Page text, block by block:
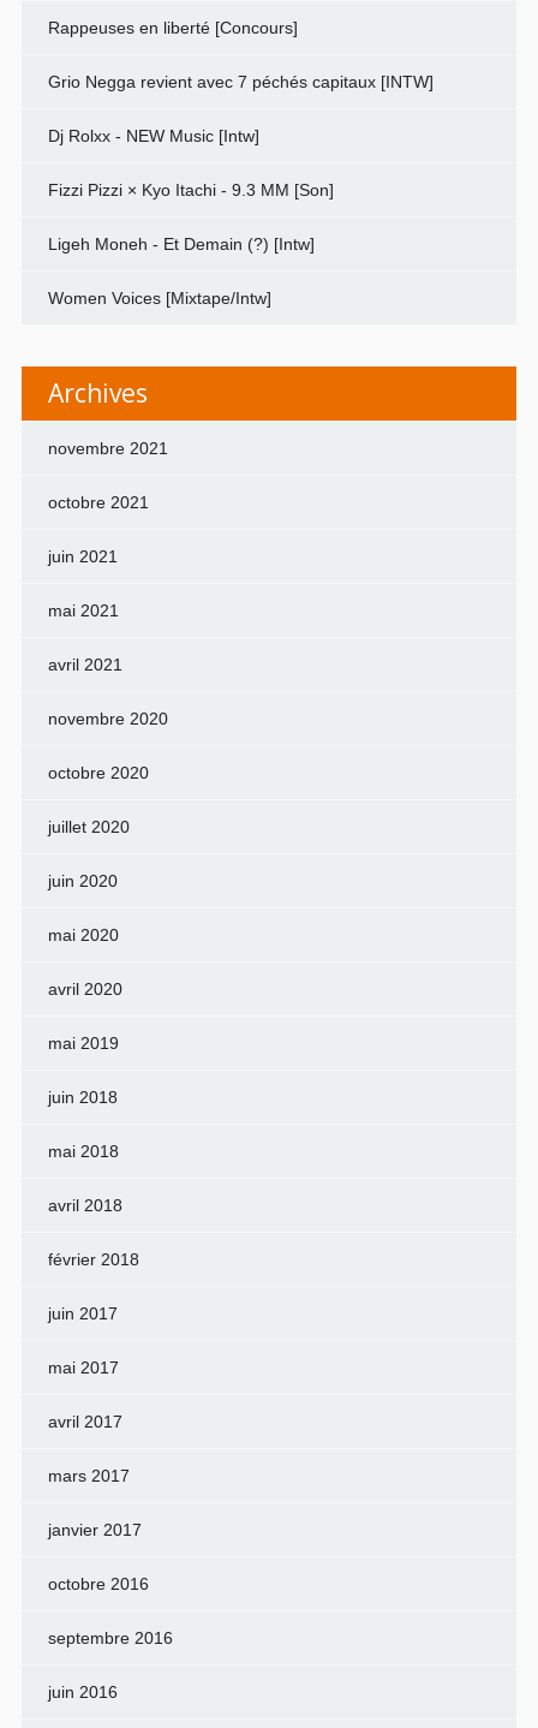
Rappeuses en liberté [Concours]
Grio Negga revient avec 7 péchés capitaux [INTW]
Dj Rolxx - NEW Music [Intw]
Fizzi Pizzi × Kyo Itachi - 9.3 MM [Son]
Ligeh Moneh - Et Demain (?) [Intw]
Women Voices [Mixtape/Intw]
Archives
novembre 2021
octobre 2021
juin 2021
mai 2021
avril 2021
novembre 2020
octobre 2020
juillet 2020
juin 2020
mai 2020
avril 2020
mai 2019
juin 2018
mai 2018
avril 2018
février 2018
juin 2017
mai 2017
avril 2017
mars 2017
janvier 2017
octobre 2016
septembre 2016
juin 2016